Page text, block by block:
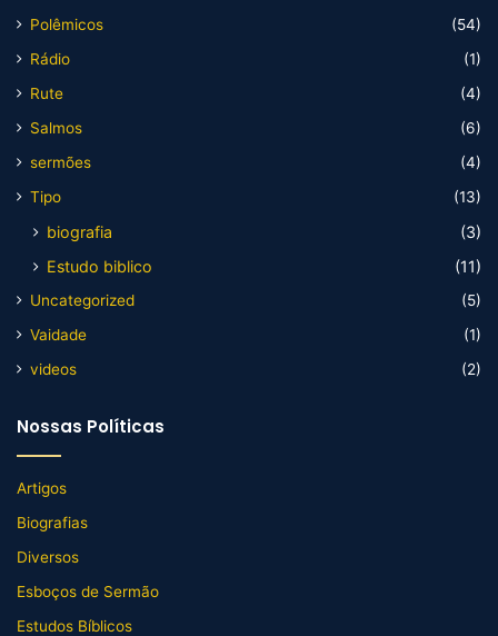
Polêmicos
(54)
Rádio
(1)
Rute
(4)
Salmos
(6)
sermões
(4)
Tipo
(13)
biografia
(3)
Estudo biblico
(11)
Uncategorized
(5)
Vaidade
(1)
videos
(2)
Nossas Políticas
Artigos
Biografias
Diversos
Esboços de Sermão
Estudos Bíblicos